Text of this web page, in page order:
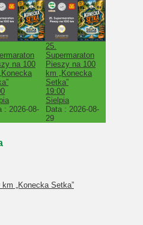
na 100
: 2026-08-
25.
Supermaraton
Pieszy na 100
km „Konecka
Setka”
19:00
Sielpia
Data : 2026-08-
29
„Konecka Setka”